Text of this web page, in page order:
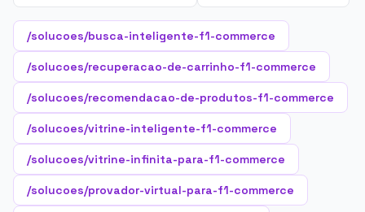
/solucoes/busca-inteligente-f1-commerce
/solucoes/recuperacao-de-carrinho-f1-commerce
/solucoes/recomendacao-de-produtos-f1-commerce
/solucoes/vitrine-inteligente-f1-commerce
/solucoes/vitrine-infinita-para-f1-commerce
/solucoes/provador-virtual-para-f1-commerce